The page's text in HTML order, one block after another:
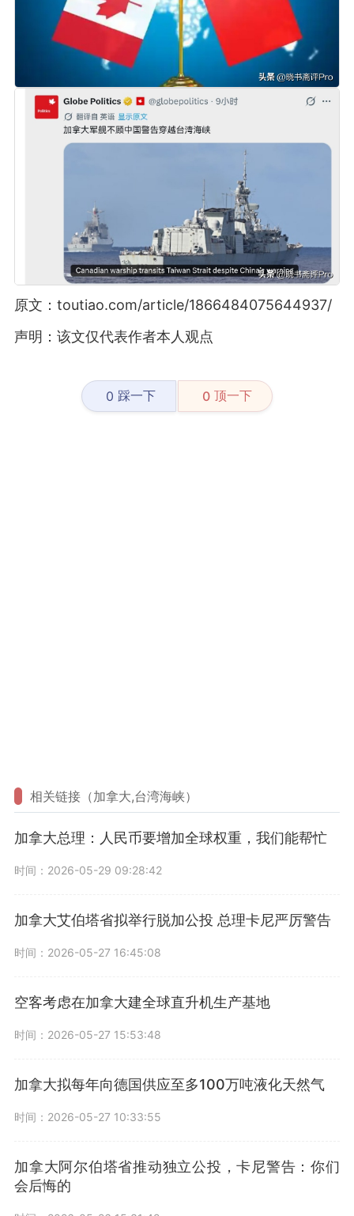
原文：toutiao.com/article/1866484075644937/
声明：该文仅代表作者本人观点
0 踩一下 0 顶一下
相关链接（加拿大,台湾海峡）
加拿大总理：人民币要增加全球权重，我们能帮忙
时间：2026-05-29 09:28:42
加拿大艾伯塔省拟举行脱加公投 总理卡尼严厉警告
时间：2026-05-27 16:45:08
空客考虑在加拿大建全球直升机生产基地
时间：2026-05-27 15:53:48
加拿大拟每年向德国供应至多100万吨液化天然气
时间：2026-05-27 10:33:55
加拿大阿尔伯塔省推动独立公投，卡尼警告：你们
会后悔的